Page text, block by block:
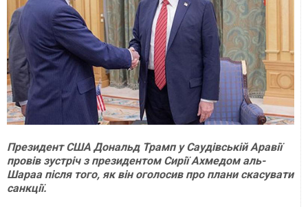
Президент США Дональд Трамп у Саудівській Аравії
провів зустріч з президентом Сирії Ахмедом аль-
Шараа після того, як він оголосив про плани скасувати
санкції.